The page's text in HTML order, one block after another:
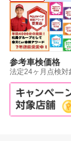
参考車検価格
法定24ヶ月点検対